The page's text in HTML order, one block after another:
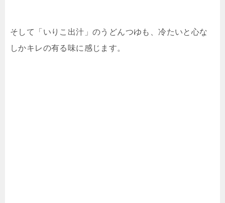
そして「いりこ出汁」のうどんつゆも、冷たいと心な
しかキレの有る味に感じます。